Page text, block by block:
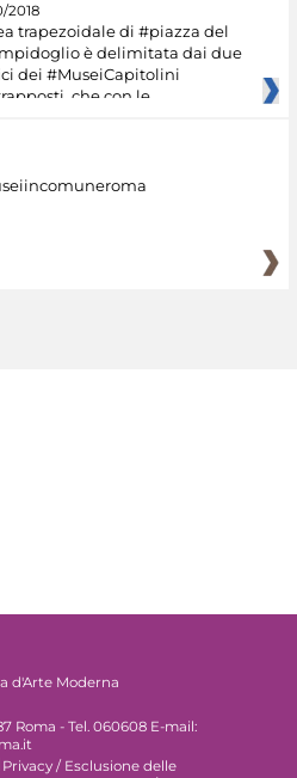
2018
trapezoidale di #piazza del
è delimitata dai due
dei #MuseiCapitolini
che con le
d'Arte Moderna
Roma - Tel. 060608 E-mail:
Privacy / Esclusione delle